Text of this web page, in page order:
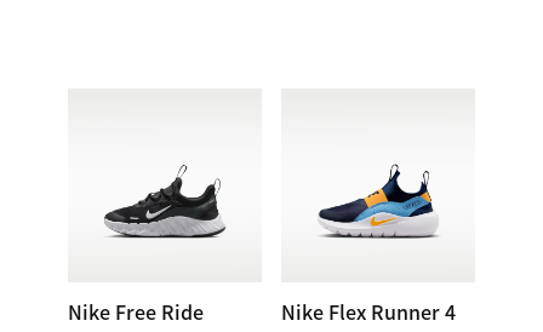
Nike Free Ride
Nike Flex Runner 4